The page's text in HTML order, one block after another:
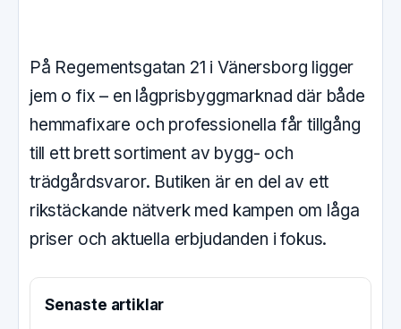
På Regementsgatan 21 i Vänersborg ligger
jem o fix – en lågprisbyggmarknad där både
hemmafixare och professionella får tillgång
till ett brett sortiment av bygg- och
trädgårdsvaror. Butiken är en del av ett
rikstäckande nätverk med kampen om låga
priser och aktuella erbjudanden i fokus.
Senaste artiklar